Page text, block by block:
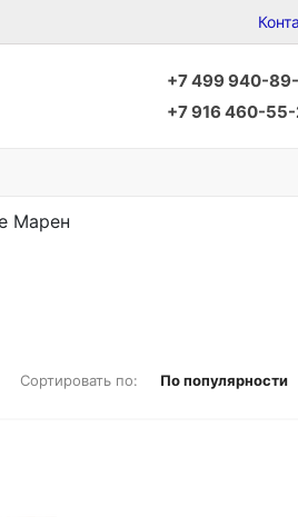
+7 499 940-
+7 916 460-
Марен
Сортировать по: По популярности